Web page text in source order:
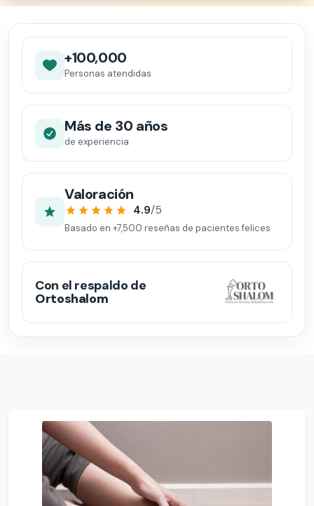
+100,000
Personas atendidas
Más de 30 años
de experiencia
Valoración
4.9/5
Basado en +7,500 reseñas de pacientes felices
Con el respaldo de
Ortoshalom